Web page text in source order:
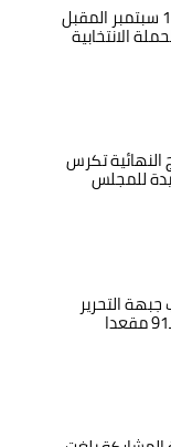
الـ2 جويلية: 17 سبتمبر المقبل
الانتخابية
النهائية تكرس
للمجلس
جبهة التحرير